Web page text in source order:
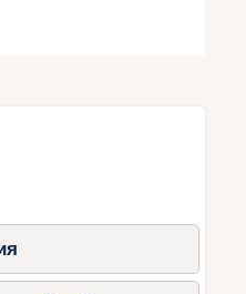
бассейны с
с видом на